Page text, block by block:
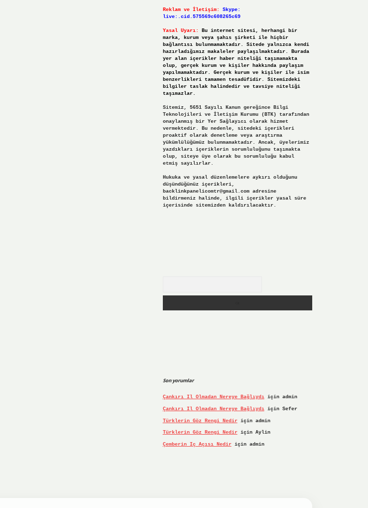
Reklam ve İletişim:
Skype:
live:.cid.575569c608265c69
Yasal Uyarı:
Bu internet sitesi, herhangi bir
marka, kurum veya şahıs şirketi ile hiçbir
bağlantısı bulunmamaktadır. Sitede yalnızca kendi
hazırladığımız makaleler paylaşılmaktadır. Burada
yer alan içerikler haber niteliği taşımamakta
olup, gerçek kurum ve kişiler hakkında paylaşım
yapılmamaktadır. Gerçek kurum ve kişiler ile isim
benzerlikleri tamamen tesadüfidir. Sitemizdeki
bilgiler taslak halindedir ve tavsiye niteliği
taşımazlar.
Sitemiz, 5651 Sayılı Kanun gereğince Bilgi
Teknolojileri ve İletişim Kurumu (BTK) tarafından
onaylanmış bir Yer Sağlayıcı olarak hizmet
vermektedir. Bu nedenle, sitedeki içerikleri
proaktif olarak denetleme veya araştırma
yükümlülüğümüz bulunmamaktadır. Ancak, üyelerimiz
yazdıkları içeriklerin sorumluluğunu taşımakta
olup, siteye üye olarak bu sorumluluğu kabul
etmiş sayılırlar.
Hukuka ve yasal düzenlemelere aykırı olduğunu
düşündüğünüz içerikleri,
backlinkpanelicomtr@gmail.comadresine
bildirmeniz halinde, ilgili içerikler yasal süre
içerisinde sitemizden kaldırılacaktır.
Son yorumlar
Çankırı Il Olmadan Nereye Bağlıydıiçin admin
Çankırı Il Olmadan Nereye Bağlıydıiçin Sefer
Türklerin Göz Rengi Nediriçin admin
Türklerin Göz Rengi Nediriçin Aylin
Çemberin Iç Açısı Nediriçin admin